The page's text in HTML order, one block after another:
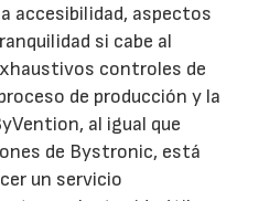
accesibilidad, aspectos
si cabe al
controles de
de producción y la
al igual que
de Bystronic, está
un servicio